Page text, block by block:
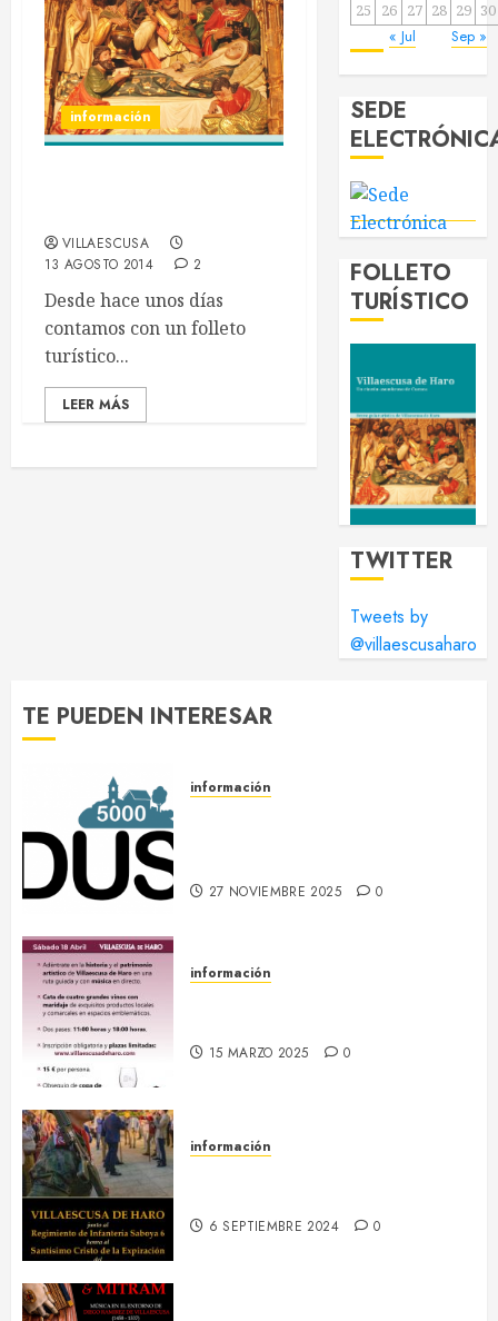
información
VILLAESCUSA
13 AGOSTO 2014
2
Desde hace unos días
contamos con un folleto
turístico...
LEER MÁS
25
26 27 28 29 30
« Jul Sep »
SEDE
FOLLETO
TURÍSTICO
TWITTER
Tweets by
@villaescusaharo
TE PUEDEN INTERESAR
información
27 NOVIEMBRE 2025 0
información
15 MARZO 2025 0
información
6 SEPTIEMBRE 2024 0